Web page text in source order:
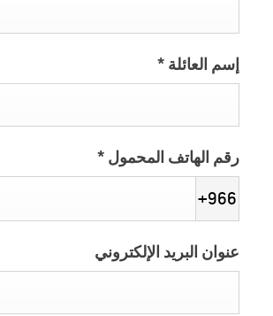
إسم العائلة*
رقم الهاتف المحمول*
+966
عنوان البريد الإلكتروني